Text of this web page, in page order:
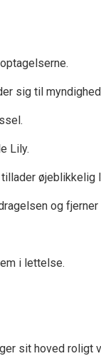
sig til
Lily.
og
i lettelse.
sit hoved roligt